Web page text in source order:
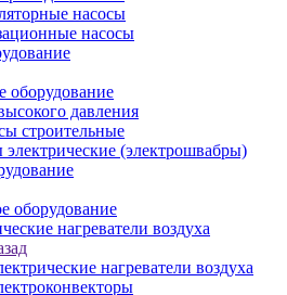
насосы
насосы
оборудование
давления
строительные
(электрошвабры)
оборудование
нагреватели воздуха
нагреватели воздуха